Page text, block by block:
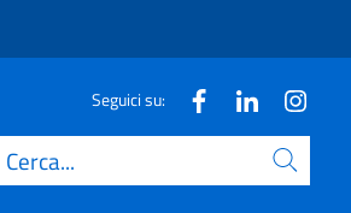
Seguici su:
Cerca